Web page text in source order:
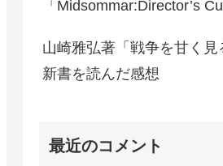
MicrosoftのCopilot資格AB-
取り組む
た